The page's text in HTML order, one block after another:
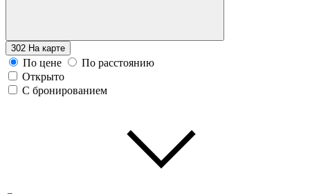
302 На карте
По цене
По расстоянию
Открыто
С бронированием